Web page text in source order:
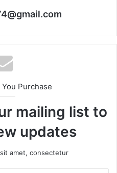
Purchase
mailing list to
updates!
amet, consectetur.